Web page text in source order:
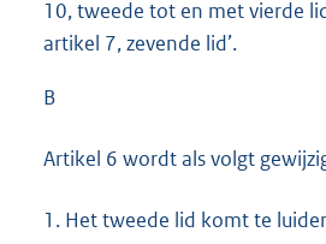
10, tweede tot en met vierde
artikel 7, zevende lid’.
B
Artikel 6 wordt als volgt
1. Het tweede lid komt te